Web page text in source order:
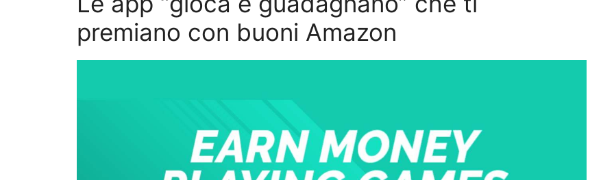
premiano con buoni Amazon